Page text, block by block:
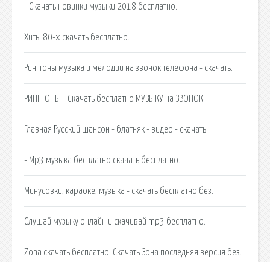
- Скачать новинки музыки 2018 бесплатно.
Хиты 80-х скачать бесплатно.
Рингтоны музыка и мелодии на звонок телефона - скачать.
РИНГТОНЫ - Скачать бесплатно МУЗЫКУ на ЗВОНОК.
Главная Русский шансон - блатняк - видео - скачать.
- Mp3 музыка бесплатно скачать бесплатно.
Минусовки, караоке, музыка - скачать бесплатно без.
Слушай музыку онлайн и скачивай mp3 бесплатно.
Zona скачать бесплатно. Скачать Зона последняя версия без.